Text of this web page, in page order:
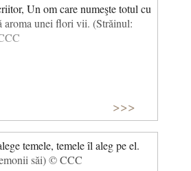
Un om care numeşte totul cu
aroma unei flori vii. (Străinul:
>>>
temele, temele îl aleg pe el.
săi) © CCC